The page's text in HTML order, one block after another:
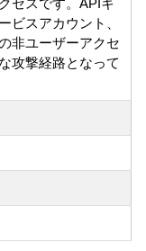
セスです。APIキ
ビスアカウント、
非ユーザーアクセ
攻撃経路となって